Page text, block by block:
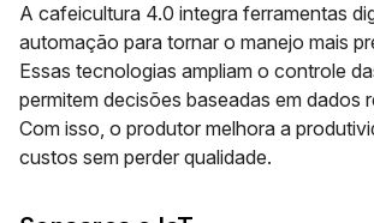
A cafeicultura 4.0 integra ferramentas
automação para tornar o manejo mais
Essas tecnologias ampliam o controle
permitem decisões baseadas em dados
Com isso, o produtor melhora a
custos sem perder qualidade.